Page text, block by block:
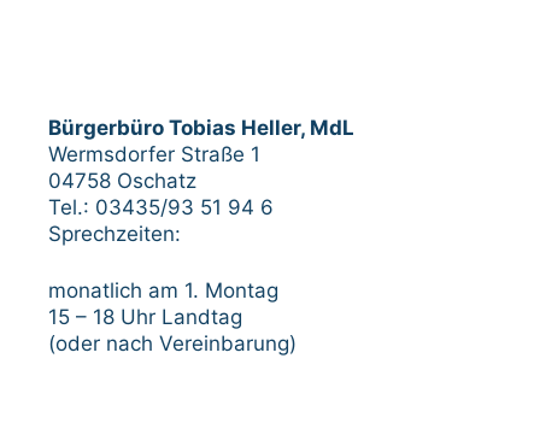
Bürgerbüro Tobias Heller, MdL
Wermsdorfer Straße 1
04758 Oschatz
Tel.: 03435/93 51 94 6
Sprechzeiten:
monatlich am 1. Montag
15 – 18 Uhr Landtag
(oder nach Vereinbarung)